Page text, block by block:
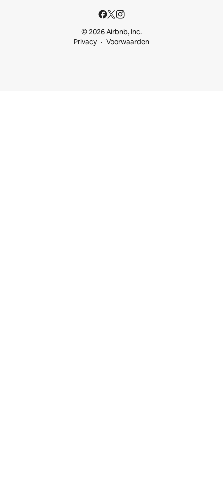
© 2026 Airbnb, Inc.
Privacy
Voorwaarden